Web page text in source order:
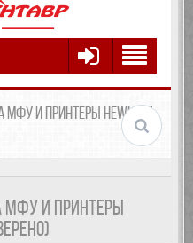
И ПРИНТЕРЫ HEWLETT
МФУ И ПРИНТЕРЫ